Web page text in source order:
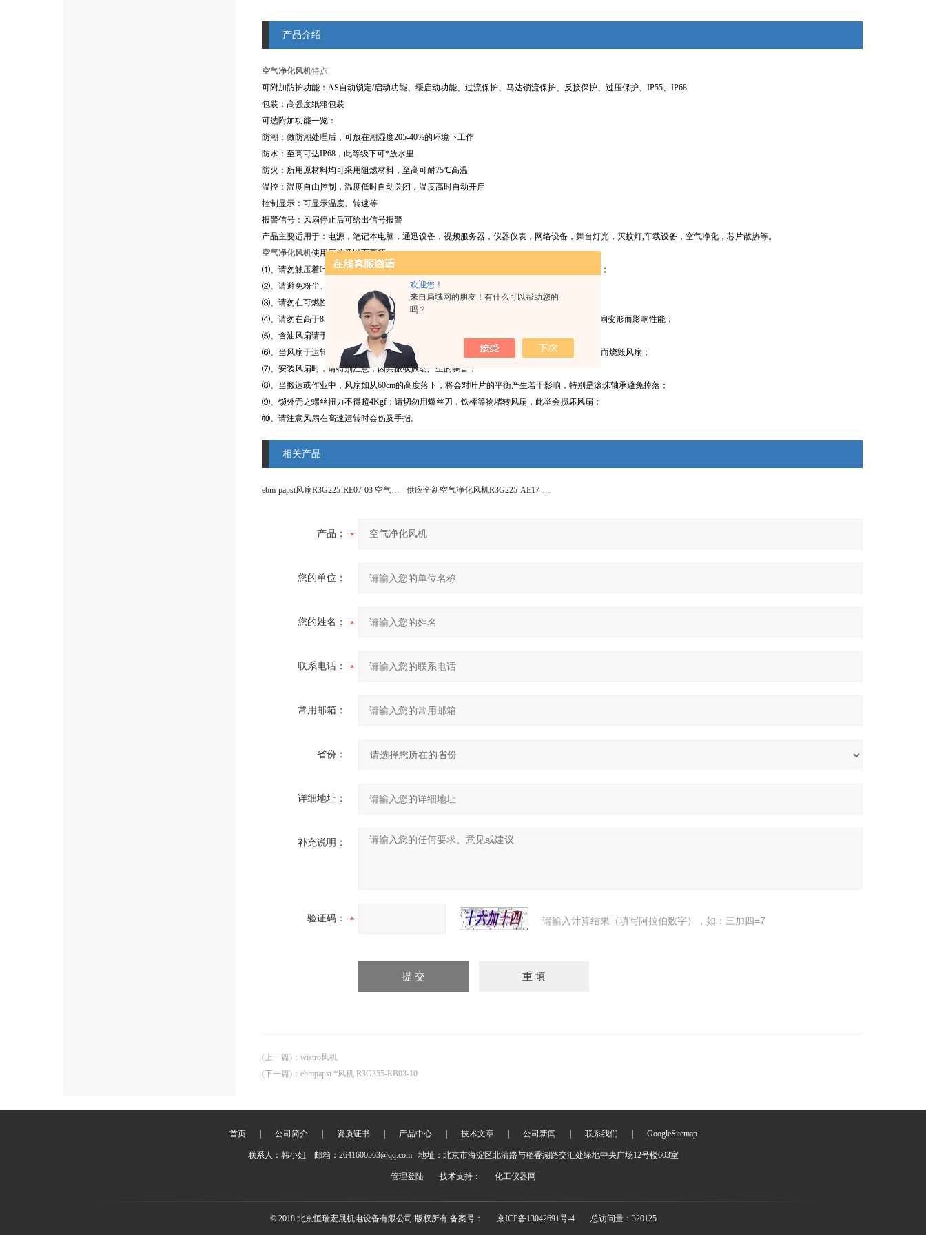
欢迎您！
来自局域网的朋友！有什么可以帮助您的
吗？
产品介绍
空气净化风机特点
可附加防护功能：AS自动锁定/启动功能、缓启动功能、过流保护、马达锁流保护、反接保护、过压保护、IP55、IP68
包装：高强度纸箱包装
可选附加功能一览：
防潮：做防潮处理后，可放在潮湿度205-40%的环境下工作
防水：至高可达IP68，此等级下可*放水里
防火：所用原材料均可采用阻燃材料，至高可耐75℃高温
温控：温度自由控制，温度低时自动关闭，温度高时自动开启
控制显示：可显示温度、转速等
报警信号：风扇停止后可给出信号报警
产品主要适用于：电源，笔记本电脑，通迅设备，视频服务器，仪器仪表，网络设备，舞台灯光，灭蚊灯,车载设备，空气净化，芯片散热等。
空气净化风机使用应注意以下事项：
⑴、请勿触压着叶片以及电源线缠绕着风扇或用力拉扯电源线，此举轴心与电源线将会被损毁；
⑵、请避免粉尘、水滴、小虫进入，而影响寿命与不良品产生；
⑶、请勿在可燃性气体与任何有害环境中使用；
⑷、请勿在高于85℃高温环境里使用本风扇，若在高于85℃高温环境中使用本风扇，会导致风扇变形而影响性能；
⑸、含油风扇请于六个月内使用，长时间存放会由于存放环境而影响风扇性能；
⑹、当风扇于运转中，请勿企图将风扇锁死特别长的时间，此举会因连续停止不转，产生高热而烧毁风扇；
⑺、安装风扇时，请特别注意，因共振或振动产生的噪音；
⑻、当搬运或作业中，风扇如从60cm的高度落下，将会对叶片的平衡产生若干影响，特别是滚珠轴承避免掉落；
⑼、锁外壳之螺丝扭力不得超4Kgf；请切勿用螺丝刀，铁棒等物堵转风扇，此举会损坏风扇；
⑽、请注意风扇在高速运转时会伤及手指。
相关产品
ebm-papst风扇R3G225-RE07-03 空气净化 供应全新空气净化风机R3G225-AE17-C01
产品：
您的单位：
您的姓名：
联系电话：
常用邮箱：
省份：
详细地址：
补充说明：
验证码： 请输入计算结果（填写阿拉伯数字），如：三加四=7
(上一篇) ： wistro风机
(下一篇) ： ebmpapst *风机 R3G355-RB03-10
首页 公司简介 资质证书 产品中心 技术文章 公司新闻 联系我们 GoogleSitemap
联系人：韩小姐 邮箱：2641600563@qq.com 地址：北京市海淀区北清路与稻香湖路交汇处绿地中央广场12号楼603室
管理登陆 技术支持： 化工仪器网
© 2018 北京恒瑞宏晟机电设备有限公司 版权所有 备案号： 京ICP备13042691号-4 总访问量：320125